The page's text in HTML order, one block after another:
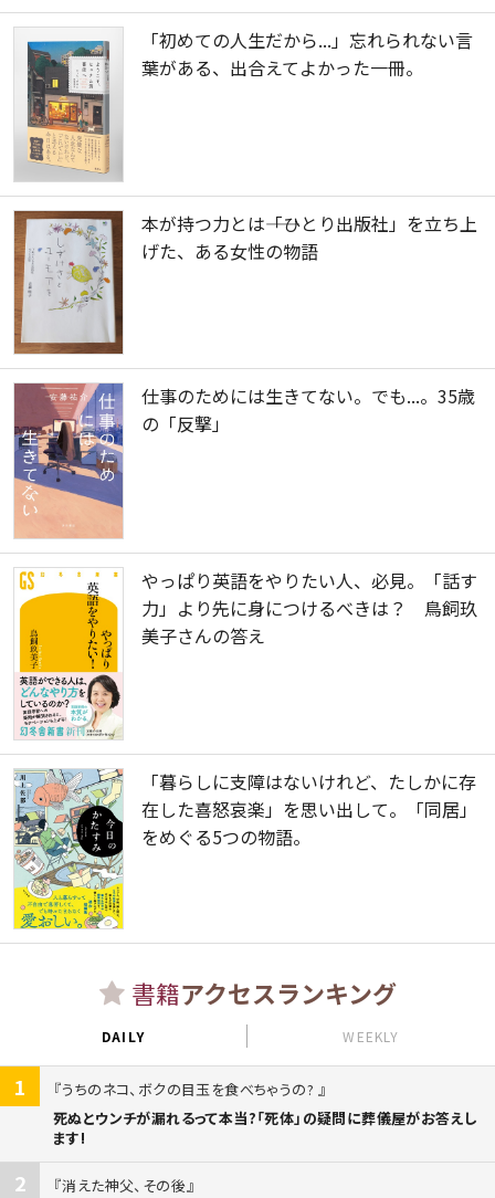
「初めての人生だから...」忘れられない言
葉がある、出合えてよかった一冊。
本が持つ力とは――「ひとり出版社」を立ち上
げた、ある女性の物語
仕事のためには生きてない。でも...。35歳
の「反撃」
やっぱり英語をやりたい人、必見。「話す
力」より先に身につけるべきは？ 鳥飼玖
美子さんの答え
「暮らしに支障はないけれど、たしかに存
在した喜怒哀楽」を思い出して。「同居」
をめぐる5つの物語。
書籍アクセスランキング
DAILY WEEKLY
1
うちのネコ、ボクの目玉を食べちゃうの?
死ぬとウンチが漏れるって本当?「死体」の疑問に葬儀屋がお答えし
ます!
2
消えた神父、その後